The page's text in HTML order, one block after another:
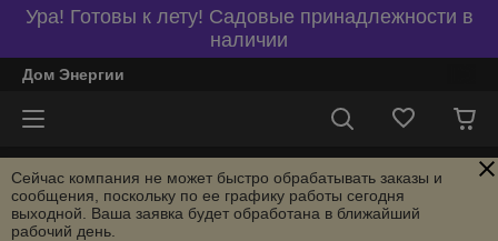
Ура! Готовы к лету! Садовые принадлежности в
наличии
Дом Энергии
Сейчас компания не может быстро обрабатывать заказы и
сообщения, поскольку по ее графику работы сегодня
выходной. Ваша заявка будет обработана в ближайший
рабочий день.